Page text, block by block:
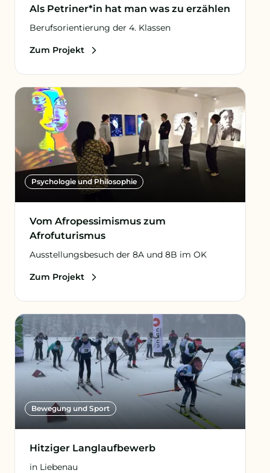
Als Petriner*in hat man was zu erzählen
Berufsorientierung der 4. Klassen
Zum Projekt
Psychologie und Philosophie
Vom Afropessimismus zum
Afrofuturismus
Ausstellungsbesuch der 8A und 8B im OK
Zum Projekt
Bewegung und Sport
Hitziger Langlaufbewerb
in Liebenau